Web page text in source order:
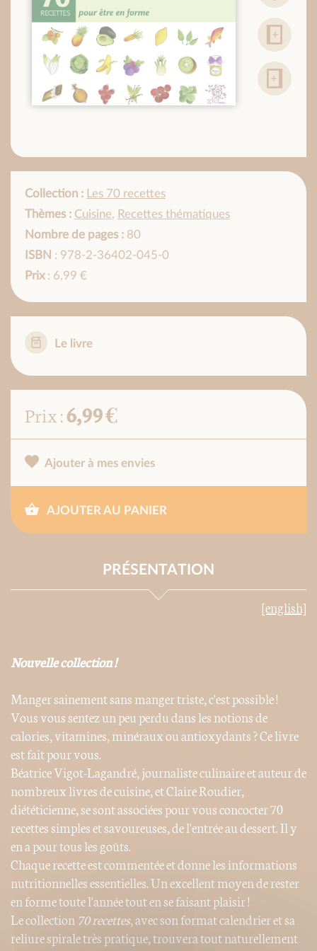
Collection : Les 70 recettes
Thèmes : Cuisine, Recettes thématiques
Nombre de pages : 80
ISBN : 978-2-36402-045-0
Prix: 6,99 €
Le livre
Prix :6,99 €
Ajouter à mes envies
AJOUTER AU PANIER
PRÉSENTATION
[english]
Nouvelle collection !
Manger sainement sans manger triste, c'est possible !
Vous vous sentez un peu perdu dans les notions de
calories, vitamines, minéraux ou antioxydants ? Ce livre
est fait pour vous.
Béatrice Vigot-Lagandré, journaliste culinaire et auteur de
nombreux livres de cuisine, et Claire Roudier,
diététicienne, se sont associées pour vous concocter 70
recettes simples et savoureuses, de l'entrée au dessert. Il y
en a pour tous les goûts.
Chaque recette est commentée et donne les informations
nutritionnelles essentielles. Un excellent moyen de rester
en forme toute l'année tout en se faisant plaisir !
Le collection70 recettes, avec son format calendrier et sa
reliure spirale très pratique, trouvera tout naturellement